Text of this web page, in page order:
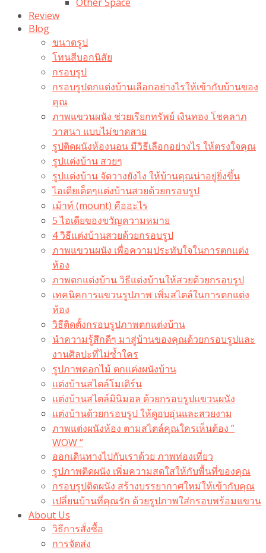
Review
Blog
ขนาดรูป
โทนสีบอกนิสัย
กรอบรูป
กรอบรูปตกแต่งบ้านเลือกอย่างไรให้เข้ากับบ้านของ
คุณ
ภาพแขวนผนัง ช่วยเรียกทรัพย์ เงินทอง โชคลาภ
วาสนา แบบไม่ขาดสาย
รูปติดผนังห้องนอน มีวิธีเลือกอย่างไร ให้ตรงใจคุณ
รูปแต่งบ้าน สวยๆ
รูปแต่งบ้าน จัดวางยังไง ให้บ้านคุณน่าอยู่ยิ่งขึ้น
ไอเดียเด็ดๆแต่งบ้านสวยด้วยกรอบรูป
เม้าท์ (mount) คืออะไร​
5 ไอเดียของขวัญความหมาย
4 วิธีแต่งบ้านสวยด้วยกรอบรูป
ภาพแขวนผนัง เพื่อความประทับใจในการตกแต่ง
ห้อง
ภาพตกแต่งบ้าน วิธีแต่งบ้านให้สวยด้วยกรอบรูป
เทคนิคการแขวนรูปภาพ เพิ่มสไตล์ในการตกแต่ง
ห้อง
วิธีติดตั้งกรอบรูปภาพตกแต่งบ้าน
นำความรู้สึกดีๆ มาสู่บ้านของคุณด้วยกรอบรูปและ
งานศิลปะที่ไม่ซ้ำใคร
รูปภาพดอกไม้ ตกแต่งผนังบ้าน
แต่งบ้านสไตล์โมเดิร์น
แต่งบ้านสไตล์มินิมอล ด้วยกรอบรูปแขวนผนัง
แต่งบ้านด้วยกรอบรูป ให้ดูอบอุ่นและสวยงาม
ภาพแต่งผนังห้อง ตามสไตล์คุณใครเห็นต้อง ”
WOW “
ออกเดินทางไปกับเราด้วย ภาพท่องเที่ยว
รูปภาพติดผนัง เพิ่มความสดใสให้กับพื้นที่ของคุณ
กรอบรูปติดผนัง สร้างบรรยากาศใหม่ให้เข้ากับคุณ
เปลี่ยนบ้านที่คุณรัก ด้วยรูปภาพใส่กรอบพร้อมแขวน​
About Us
วิธีการสั่งซื้อ
การจัดส่ง